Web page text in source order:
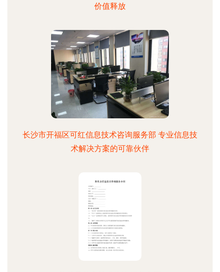
价值释放
长沙市开福区可红信息技术咨询服务部 专业信息技
术解决方案的可靠伙伴